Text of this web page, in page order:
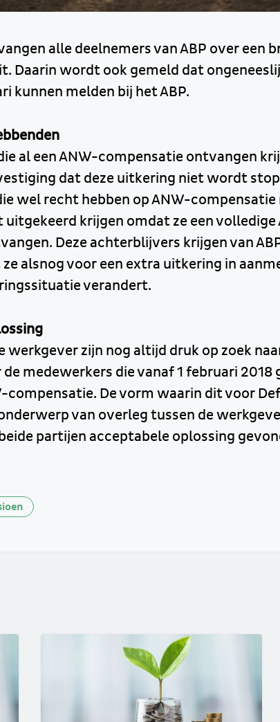
alle deelnemers van ABP over een
Daarin wordt ook gemeld dat
kunnen melden bij het ABP.
al een ANW-compensatie ontvangen
dat deze uitkering niet wordt
wel recht hebben op ANW-compensatie
krijgen omdat ze een
Deze achterblijvers krijgen van
alsnog voor een extra uitkering in
verandert.
werkgever zijn nog altijd druk op zoek
medewerkers die vanaf 1 februari 2018
compensatie. De vorm waarin dit voor
van overleg tussen de
partijen acceptabele oplossing